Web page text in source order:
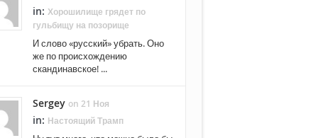
in: Хорошилище грядет по
гульбищу на позорище
И слово «русский» убрать. Оно
же по происхождению
скандинавское! ...
Sergey on 21 Ноя
in: Настоящий Трамп